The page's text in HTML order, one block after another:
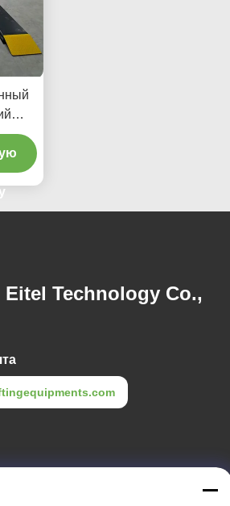
с
Technology Co.,